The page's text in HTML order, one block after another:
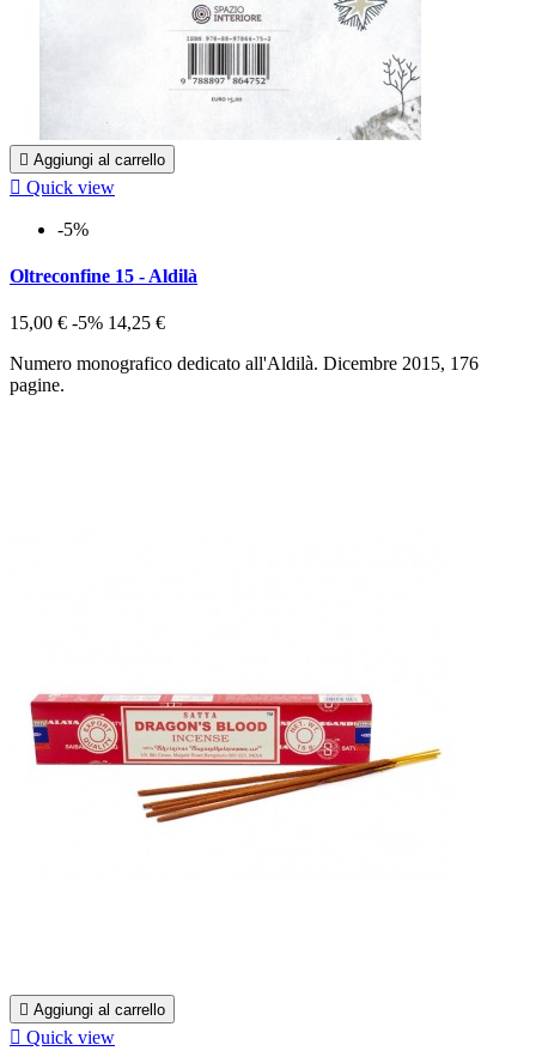
 Aggiungi al carrello
 Quick view
-5%
Oltreconfine 15 - Aldilà
15,00 € -5% 14,25 €
Numero monografico dedicato all'Aldilà. Dicembre 2015, 176
pagine.
 Aggiungi al carrello
 Quick view